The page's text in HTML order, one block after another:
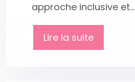
approche inclusive et…
Lire la suite